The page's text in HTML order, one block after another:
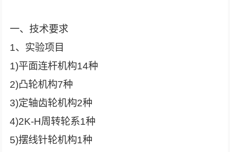
一、技术要求
1、实验项目
1)平面连杆机构14种
2)凸轮机构7种
3)定轴齿轮机构2种
4)2K-H周转轮系1种
5)摆线针轮机构1种